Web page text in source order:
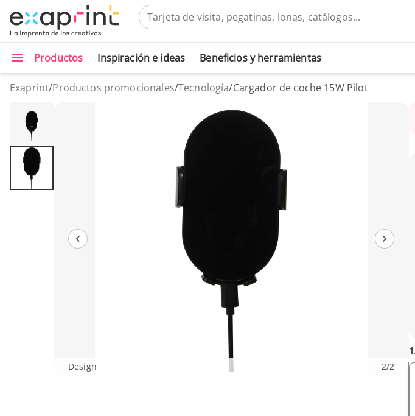
Productos Inspiración e ideas Beneficios y herramientas
Exaprint/Productos promocionales/Tecnología/Cargador de coche 15W Pilot
Design 2/2